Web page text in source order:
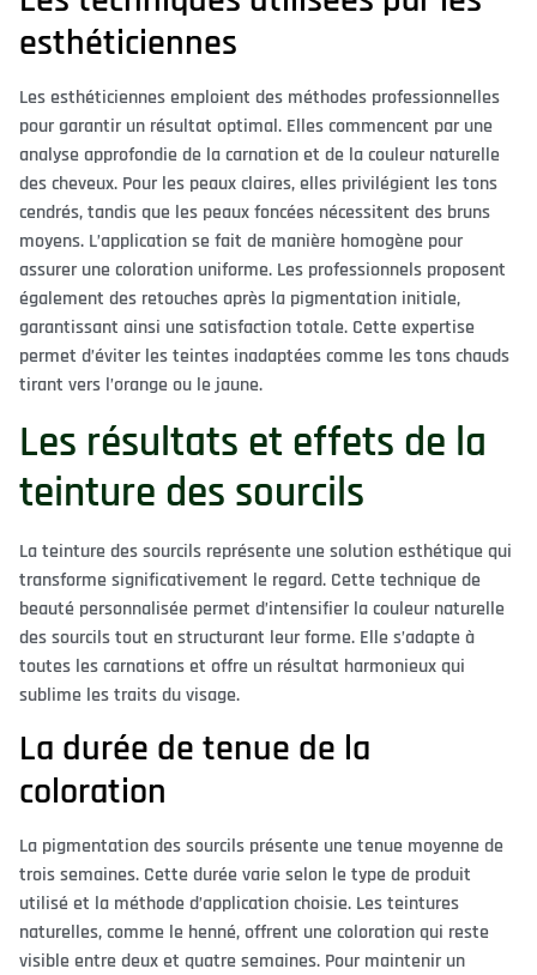
esthéticiennes
Les esthéticiennes emploient des méthodes professionnelles
pour garantir un résultat optimal. Elles commencent par une
analyse approfondie de la carnation et de la couleur naturelle
des cheveux. Pour les peaux claires, elles privilégient les tons
cendrés, tandis que les peaux foncées nécessitent des bruns
moyens. L’application se fait de manière homogène pour
assurer une coloration uniforme. Les professionnels proposent
également des retouches après la pigmentation initiale,
garantissant ainsi une satisfaction totale. Cette expertise
permet d’éviter les teintes inadaptées comme les tons chauds
tirant vers l’orange ou le jaune.
Les résultats et effets de la
teinture des sourcils
La teinture des sourcils représente une solution esthétique qui
transforme significativement le regard. Cette technique de
beauté personnalisée permet d’intensifier la couleur naturelle
des sourcils tout en structurant leur forme. Elle s’adapte à
toutes les carnations et offre un résultat harmonieux qui
sublime les traits du visage.
La durée de tenue de la
coloration
La pigmentation des sourcils présente une tenue moyenne de
trois semaines. Cette durée varie selon le type de produit
utilisé et la méthode d’application choisie. Les teintures
naturelles, comme le henné, offrent une coloration qui reste
visible entre deux et quatre semaines. Pour maintenir un